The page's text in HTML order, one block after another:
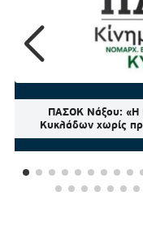
ΠΑΣΟΚ Νάξου: «Η
Κυκλάδων χωρίς